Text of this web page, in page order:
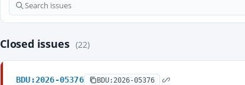
Closed issues (22)
BDU:2026-05376 BDU:2026-05376